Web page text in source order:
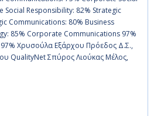
Responsibility: 82% Strategic
Communications: 80% Business
85% Corporate Communications 97%
Χρυσούλα Εξάρχου Πρόεδος Δ.Σ.,
QualityNet Σπύρος Λιούκας Μέλος,